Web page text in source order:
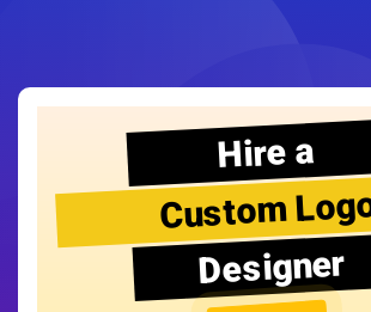
Hire a
Custom
Designer